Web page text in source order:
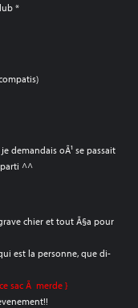
*
demandais oÃ¹ se passait
parti ^^
chier et tout Ã§a pour
est la personne, que di-
sac Ã merde }